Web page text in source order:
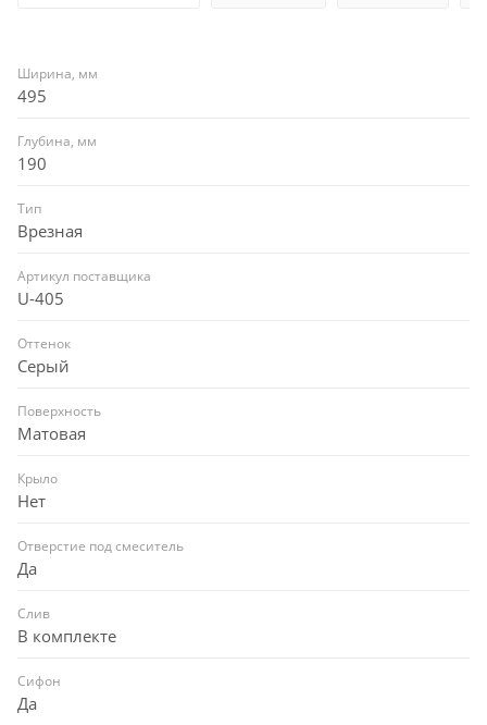
Ширина, мм
495
Глубина, мм
190
Тип
Врезная
Артикул поставщика
U-405
Оттенок
Серый
Поверхность
Матовая
Крыло
Нет
Отверстие под смеситель
Да
Слив
В комплекте
Сифон
Да